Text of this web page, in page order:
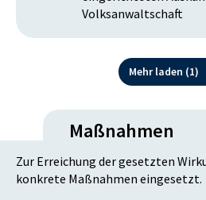
Volksanwaltschaft
Mehr laden (1)
Maßnahmen
Zur Erreichung der gesetzten
konkrete Maßnahmen eingesetzt.